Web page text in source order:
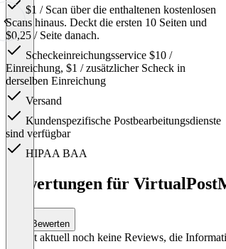
$1 / Scan über die enthaltenen kostenlosen
Scans hinaus. Deckt die ersten 10 Seiten und
$0,25 / Seite danach.
Scheckeinreichungsservice $10 /
Einreichung, $1 / zusätzlicher Scheck in
derselben Einreichung
Versand
Kundenspezifische Postbearbeitungsdienste
sind verfügbar
HIPAA BAA
Bewertungen für
Bewerten
Es gibt aktuell noch keine Reviews, die